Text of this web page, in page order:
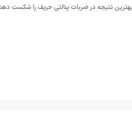
بهترین نتیجه در ضربات پنالتی حریف را شکست